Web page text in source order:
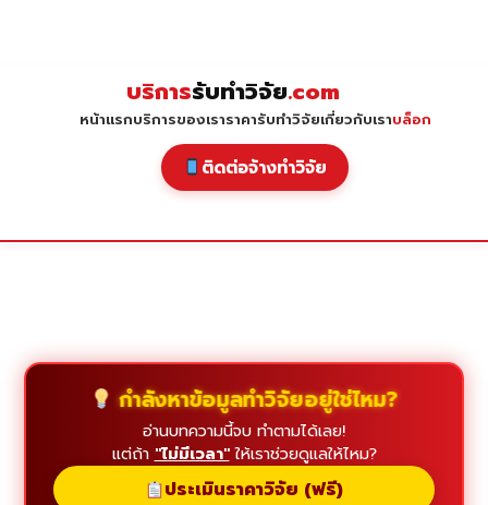
บริการรับทำวิจัย.com
หน้าแรกบริการของเราราคารับทำวิจัยเกี่ยวกับเราบล็อก
ติดต่อจ้างทำวิจัย
กำลังหาข้อมูลทำวิจัยอยู่ใช่ไหม?
อ่านบทความนี้จบ ทำตามได้เลย!
แต่ถ้า "ไม่มีเวลา"ให้เราช่วยดูแลให้ไหม?
ประเมินราคาวิจัย (ฟรี)